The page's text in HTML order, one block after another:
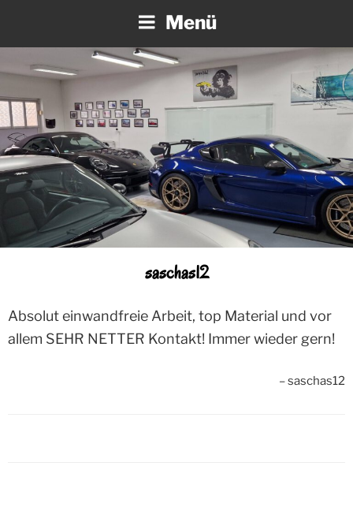
springen
Menü
saschas12
Absolut einwandfreie Arbeit, top Material und vor
allem SEHR NETTER Kontakt! Immer wieder gern!
saschas12